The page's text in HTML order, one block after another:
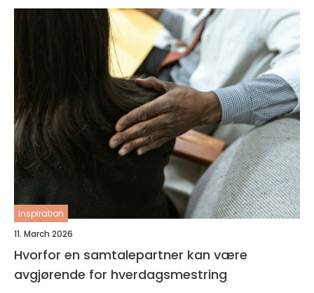
inspiration
11. March 2026
Hvorfor en samtalepartner kan være
avgjørende for hverdagsmestring